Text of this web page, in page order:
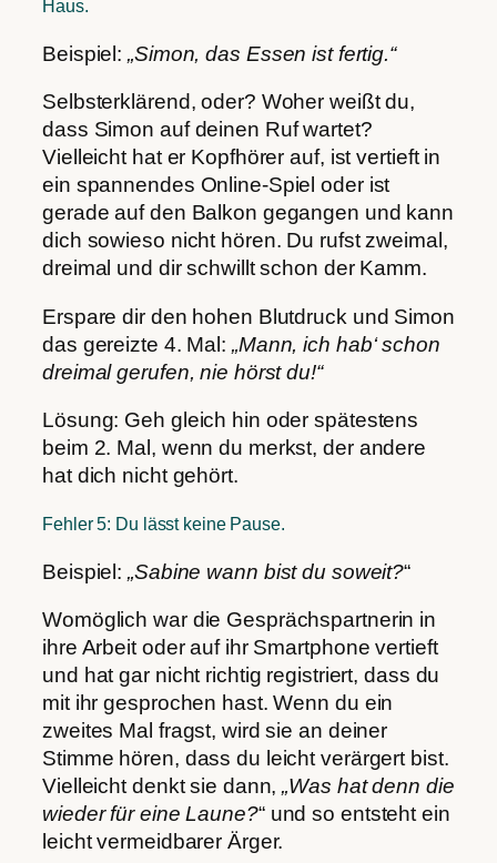
Haus.
Beispiel: „Simon, das Essen ist fertig.“
Selbsterklärend, oder? Woher weißt du,
dass Simon auf deinen Ruf wartet?
Vielleicht hat er Kopfhörer auf, ist vertieft in
ein spannendes Online-Spiel oder ist
gerade auf den Balkon gegangen und kann
dich sowieso nicht hören. Du rufst zweimal,
dreimal und dir schwillt schon der Kamm.
Erspare dir den hohen Blutdruck und Simon
das gereizte 4. Mal: „Mann, ich hab‘ schon
dreimal gerufen, nie hörst du!“
Lösung: Geh gleich hin oder spätestens
beim 2. Mal, wenn du merkst, der andere
hat dich nicht gehört.
Fehler 5: Du lässt keine Pause.
Beispiel: „Sabine wann bist du soweit?“
Womöglich war die Gesprächspartnerin in
ihre Arbeit oder auf ihr Smartphone vertieft
und hat gar nicht richtig registriert, dass du
mit ihr gesprochen hast. Wenn du ein
zweites Mal fragst, wird sie an deiner
Stimme hören, dass du leicht verärgert bist.
Vielleicht denkt sie dann,„Was hat denn die
wieder für eine Laune?“ und so entsteht ein
leicht vermeidbarer Ärger.